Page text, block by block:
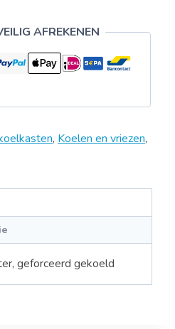
AFREKENEN
, Koelen en vriezen,
geforceerd gekoeld